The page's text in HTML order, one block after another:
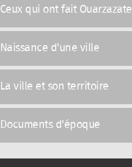
Ceux qui ont fait Ouarzazate
Naissance d'une ville
La ville et son territoire
Documents d'époque